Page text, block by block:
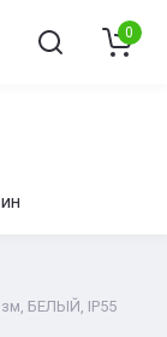
0
БЕЛЫЙ, IP55